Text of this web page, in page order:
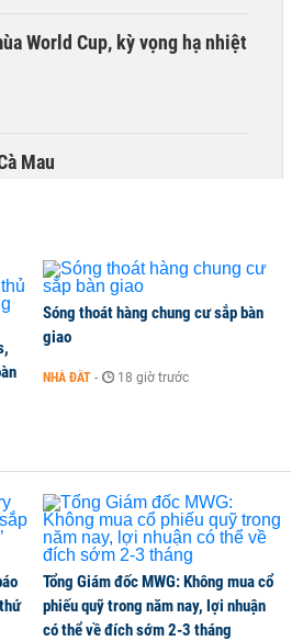
World Cup, kỳ vọng hạ nhiệt
Mau
Sóng thoát hàng chung cư sắp bàn
giao
NHÀ ĐẤT - 18 giờ trước
Tổng Giám đốc MWG: Không mua cổ
phiếu quỹ trong năm nay, lợi nhuận
có thể về đích sớm 2-3 tháng